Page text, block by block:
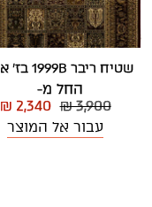
שטיח ריבר 1999B בז' אדום
החל מ-
₪ 3,900
₪ 2,340
עבור אל המוצר